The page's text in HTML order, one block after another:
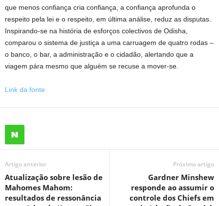
que menos confiança cria confiança, a confiança aprofunda o
respeito pela lei e o respeito, em última análise, reduz as disputas.
Inspirando-se na história de esforços colectivos de Odisha,
comparou o sistema de justiça a uma carruagem de quatro rodas –
o banco, o bar, a administração e o cidadão, alertando que a
viagem pára mesmo que alguém se recuse a mover-se.
Link da fonte
Artigo anterior
Atualização sobre lesão de
Mahomes Mahom:
resultados de ressonância
Próximo artigo
Gardner Minshew
responde ao assumir o
controle dos Chiefs em